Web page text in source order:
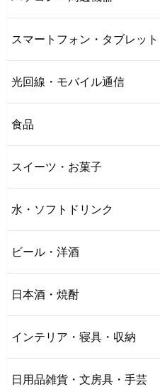
スマートフォン・タブレット
光回線・モバイル通信
食品
スイーツ・お菓子
水・ソフトドリンク
ビール・洋酒
日本酒・焼酎
インテリア・寝具・収納
日用品雑貨・文房具・手芸